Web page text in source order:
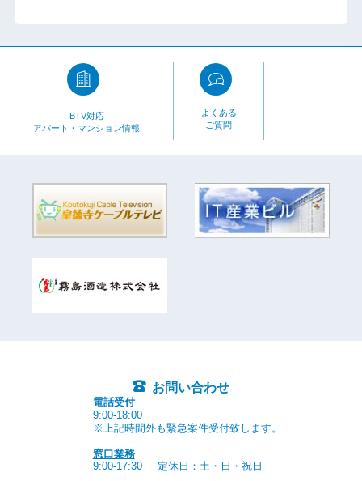
BTV対応
アパート・マンション情報
よくある
ご質問
お問い合わせ
電話受付
9:00-18:00
※上記時間外も緊急案件受付致します。
窓口業務
9:00-17:30
定休日：土・日・祝日